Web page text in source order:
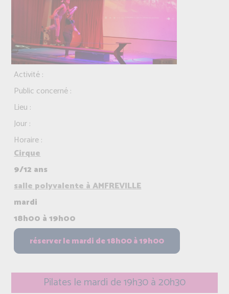
Activité :
Public concerné :
Lieu :
Jour :
Horaire :
Cirque
9/12 ans
salle polyvalente à AMFREVILLE
mardi
18h00 à 19h00
Pilates le mardi de 19h30 à 20h30